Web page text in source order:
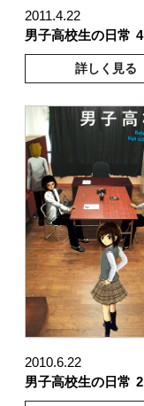
2011.4.22
男子高校生の日常 4
詳しく見る
2010.6.22
男子高校生の日常 2